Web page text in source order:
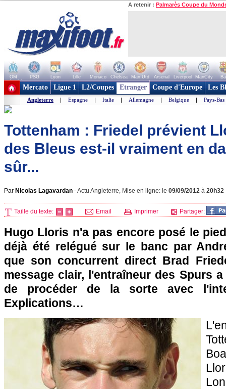
A retenir : Palmarès Coupe du
OM PSG Lyon Lille Monaco Chelsea Man Utd Arsenal Liverpool ManCity
+ de clubs
Mercato Ligue 1 L2/Coupes Etranger Coupe d'Europe Les
Angleterre | Espagne | Italie | Allemagne | Belgique | Pays-Bas
Tottenham : Friedel prévient
des Bleus est-il vraiment en
sûr...
Par Nicolas Lagavardan -Actu Angleterre, Mise en ligne: le 09/09/2012 à 20h32
Taille du texte: Email Imprimer Partager:
Hugo Lloris n'a pas encore posé le
déjà été relégué sur le banc par
que son concurrent direct Brad
message clair, l'entraîneur des Spurs
de procéder de la sorte avec
Explications…